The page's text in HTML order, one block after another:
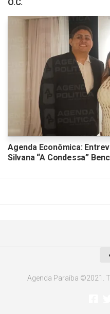
O.C.
Agenda Econômica:
Silvana “A Condessa”
Agenda Paraíba ©2021.